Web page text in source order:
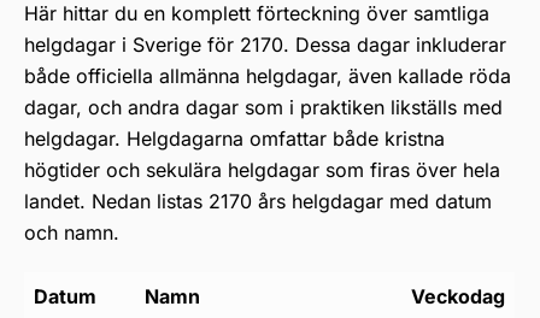
Här hittar du en komplett förteckning över samtliga
helgdagar i Sverige för 2170. Dessa dagar inkluderar
både officiella allmänna helgdagar, även kallade röda
dagar, och andra dagar som i praktiken likställs med
helgdagar. Helgdagarna omfattar både kristna
högtider och sekulära helgdagar som firas över hela
landet. Nedan listas 2170 års helgdagar med datum
och namn.
Datum Namn Veckodag